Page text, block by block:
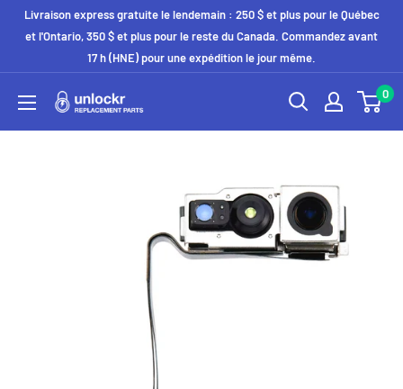
PasserLivraison express gratuite le lendemain : 250 $ et plus pour le Québec
et l'Ontario, 350 $ et plus pour le reste du Canada. Commandez avant
17 h (HNE) pour une expédition le jour même.
Unlockr
0